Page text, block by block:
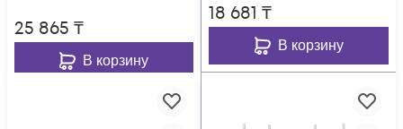
25 865 ₸
В корзину
18 681 ₸
В корзину